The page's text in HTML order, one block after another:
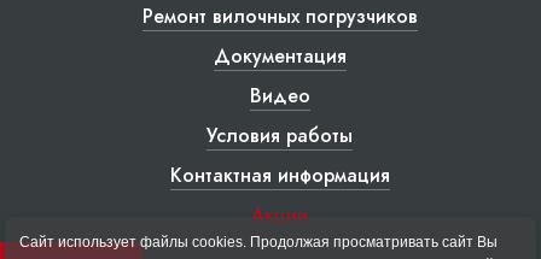
Ремонт вилочных погрузчиков
Документация
Видео
Условия работы
Контактная информация
Акции
Сайт использует файлы cookies. Продолжая просматривать сайт Вы